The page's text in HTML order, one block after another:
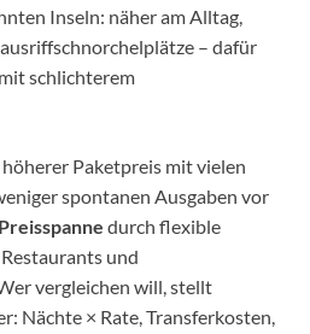
Inseln: näher am Alltag,
– dafür
schlichterem
Paketpreis mit vielen
spontanen Ausgaben vor
Preisspanne durch flexible
und
vergleichen will, stellt
Nächte × Rate, Transferkosten,